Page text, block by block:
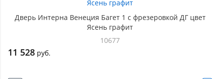
Дверь Интерна Венеция Багет 1 с фрезеровкой ДГ цвет
Ясень графит
10677
11 528 руб.